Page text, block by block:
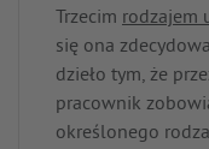
Trzecim rodzajem
się ona
dzieło tym, że
pracownik
określonego